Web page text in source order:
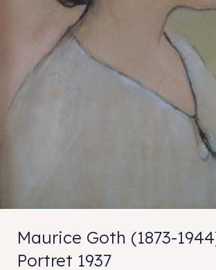
Maurice Goth (1873-
Portret 1937